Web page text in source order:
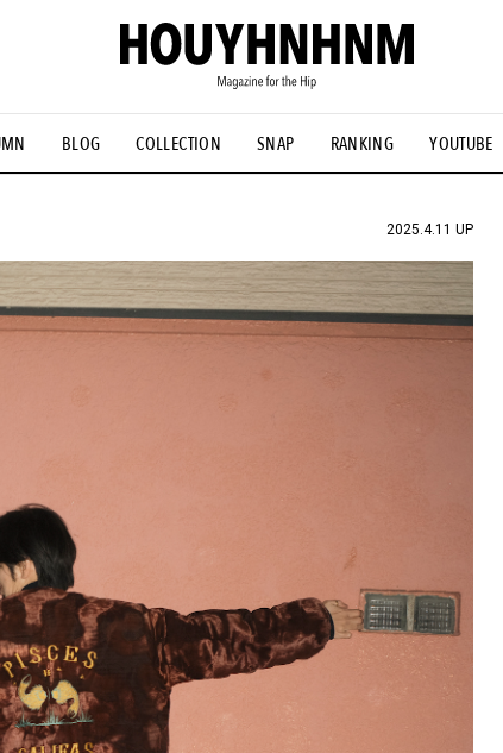
BLOG COLLECTION SNAP RANKING YOUTUBE
#古着サミット #NEW VINTAGE #マイナーグッド図鑑
#FOCUS IT #AH.H #ととけん #FASHION #MUSIC
2025.4.11 UP